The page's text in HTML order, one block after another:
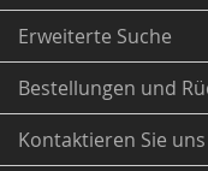
Erweiterte Suche
Bestellungen und
Kontaktieren Sie uns